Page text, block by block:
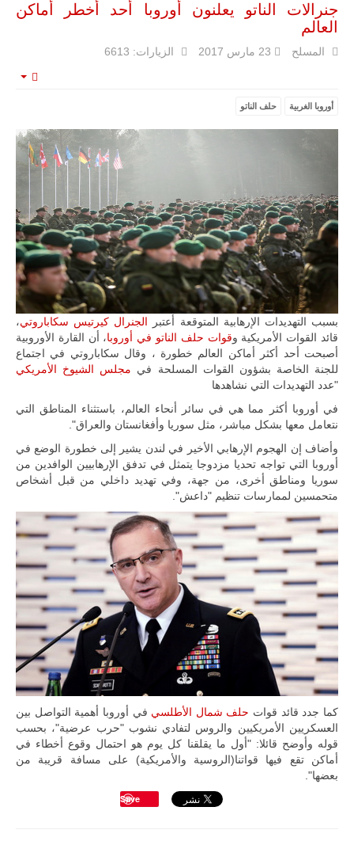
قوة الفيلق
الأفريقي في
مع تصاعد حدة
الحرب الجوية
الروسية في
مالي رُصدت
طائرة أوريون
بدون طيار فوق
باماكو وبالنسبة
لحملة مكافحة
التمرد في
منطقة الساحل،
فإن الجمع بين
قدرة طائرة
أوريون على
للمزيد
ليبيا | إنطلاق
تدريبات
فلينتلوك
2026 الدولية
بمشاركة
جيوش وقادة
من 30 دولة
بمدينة سرت
الليبية.
في خطوة
تُوصف بأنها
اختبار عملي
المسافات بين
جنرالات الناتو يعلنون أوروبا أحد أخطر أماكن
العالم
المسلح 23 مارس 2017 الزيارات: 6613
أوروبا الغربية حلف الناتو
بسبب التهديدات الإرهابية المتوقعة أعتبر الجنرال كيرتيس سكاباروتي،
قائد القوات الأمريكية وقوات حلف الناتو في أوروبا، أن القارة الأوروبية
أصبحت أحد أكثر أماكن العالم خطورة ، وقال سكاباروتي في اجتماع
للجنة الخاصة بشؤون القوات المسلحة في مجلس الشيوخ الأمريكي
"عدد التهديدات التي نشاهدها
في أوروبا أكثر مما هي في سائر أنحاء العالم، باستثناء المناطق التي
نتعامل معها بشكل مباشر، مثل سوريا وأفغانستان والعراق".
وأضاف إن الهجوم الإرهابي الأخير في لندن يشير إلى خطورة الوضع في
أوروبا التي تواجه تحديا مزدوجا يتمثل في تدفق الإرهابيين الوافدين من
سوريا ومناطق أخرى، من جهة، وفي تهديد داخلي من قبل أشخاص
متحمسين لممارسات تنظيم "داعش".
كما جدد قائد قوات حلف شمال الأطلسي في أوروبا أهمية التواصل بين
العسكريين الأمريكيين والروس لتفادي نشوب "حرب عرضية"، بحسب
قوله وأوضح قائلا: "أول ما يقلقنا كل يوم هو احتمال وقوع أخطاء في
أماكن تقع فيها قواتنا(الروسية والأمريكية) على مسافة قريبة من
بعضها".
Save